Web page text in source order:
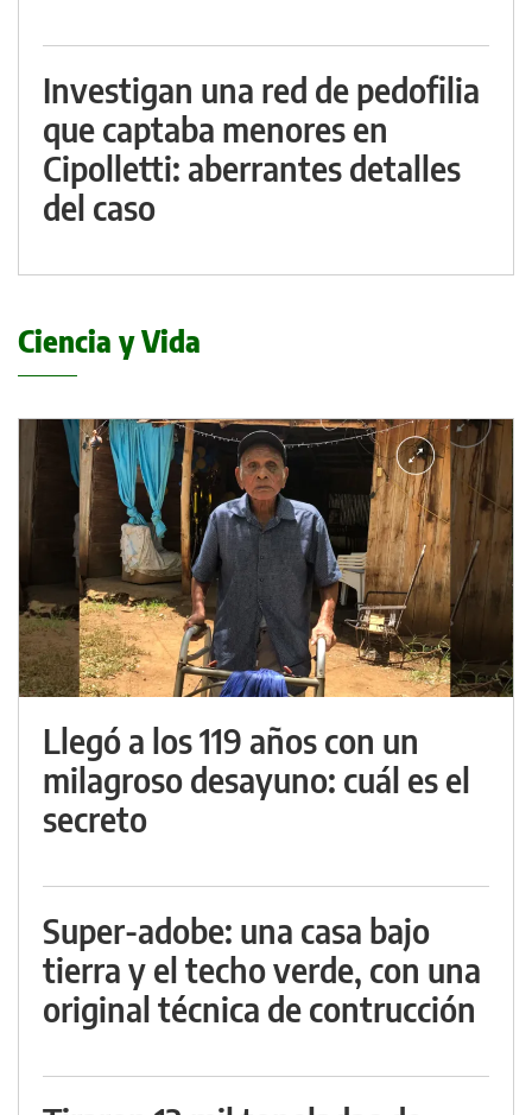
Investigan una red de pedofilia
que captaba menores en
Cipolletti: aberrantes detalles
del caso
Ciencia y Vida
Llegó a los 119 años con un
milagroso desayuno: cuál es el
secreto
Super-adobe: una casa bajo
tierra y el techo verde, con una
original técnica de contrucción